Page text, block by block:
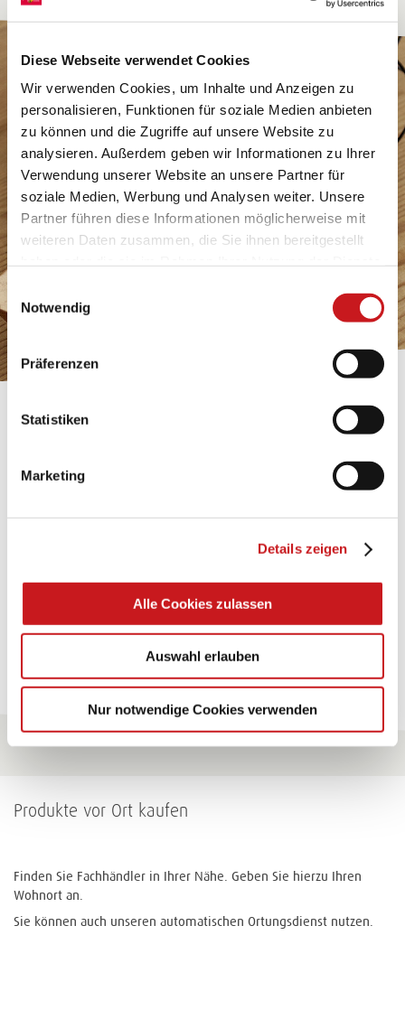
Diese Webseite verwendet Cookies
Wir verwenden Cookies, um Inhalte und Anzeigen zu
personalisieren, Funktionen für soziale Medien anbieten
zu können und die Zugriffe auf unsere Website zu
analysieren. Außerdem geben wir Informationen zu Ihrer
Verwendung unserer Website an unsere Partner für
soziale Medien, Werbung und Analysen weiter. Unsere
Partner führen diese Informationen möglicherweise mit
weiteren Daten zusammen, die Sie ihnen bereitgestellt
Datenschutzhinweisen
mehr darüber, wer wir sind, wie
personenbezogene Daten verarbeiten. Hier geht’s zum
Impressum.
Notwendig
Präferenzen
Statistiken
Marketing
Details zeigen
Alle Cookies zulassen
Auswahl erlauben
Nur notwendige Cookies verwenden
bekleben, bemalen, falten... und für viele
Zum Tipp
Zu allen Tipps
Produkte vor Ort kaufen
Finden Sie Fachhändler in Ihrer Nähe. Geben Sie hierzu Ihren
Wohnort an.
Sie können auch unseren automatischen Ortungsdienst nutzen.